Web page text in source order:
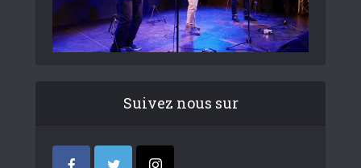
Suivez nous sur